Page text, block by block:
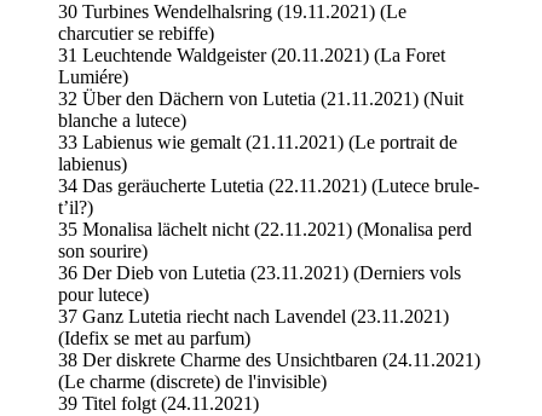
30 Turbines Wendelhalsring (19.11.2021) (Le
charcutier se rebiffe)
31 Leuchtende Waldgeister (20.11.2021) (La Foret
Lumiére)
32 Über den Dächern von Lutetia (21.11.2021) (Nuit
blanche a lutece)
33 Labienus wie gemalt (21.11.2021) (Le portrait de
labienus)
34 Das geräucherte Lutetia (22.11.2021) (Lutece brule-
t’il?)
35 Monalisa lächelt nicht (22.11.2021) (Monalisa perd
son sourire)
36 Der Dieb von Lutetia (23.11.2021) (Derniers vols
pour lutece)
37 Ganz Lutetia riecht nach Lavendel (23.11.2021)
(Idefix se met au parfum)
38 Der diskrete Charme des Unsichtbaren (24.11.2021)
(Le charme (discrete) de l'invisible)
39 Titel folgt (24.11.2021)